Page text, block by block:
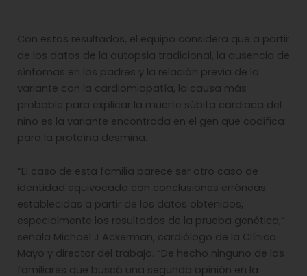
Con estos resultados, el equipo considera que a partir
de los datos de la autopsia tradicional, la ausencia de
síntomas en los padres y la relación previa de la
variante con la cardiomiopatía, la causa más
probable para explicar la muerte súbita cardiaca del
niño es la variante encontrada en el gen que codifica
para la proteína desmina.
“El caso de esta familia parece ser otro caso de
identidad equivocada con conclusiones erróneas
establecidas a partir de los datos obtenidos,
especialmente los resultados de la prueba genética,”
señala Michael J Ackerman, cardiólogo de la Clínica
Mayo y director del trabajo. “De hecho ninguno de los
familiares que buscó una segunda opinión en la